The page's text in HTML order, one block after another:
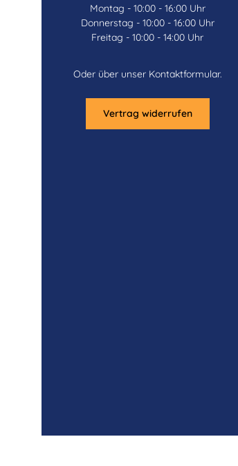
Montag - 10:00 - 16:00 Uhr
Donnerstag - 10:00 - 16:00 Uhr
Freitag - 10:00 - 14:00 Uhr
Oder über unser Kontaktformular.
Vertrag widerrufen